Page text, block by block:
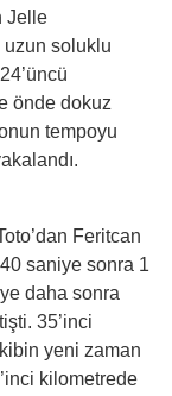
Jelle
uzun soluklu
önde dokuz
tempoyu
Feritcan
saniye sonra 1
daha sonra
35’inci
yeni zaman
kilometrede